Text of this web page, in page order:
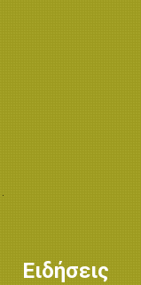
.
Ειδήσεις